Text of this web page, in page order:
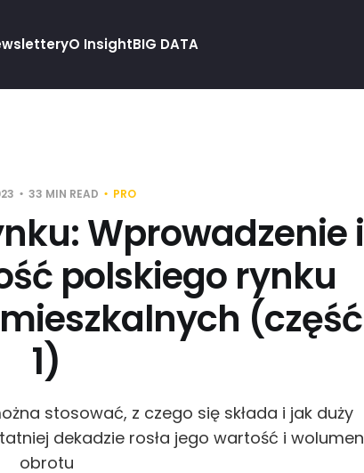
O InsightBIG DATA
33 MIN READ PRO
Wprowadzenie i
polskiego rynku
(część
1)
stosować, z czego się składa i jak duży
dekadzie rosła jego wartość i wolumen
obrotu